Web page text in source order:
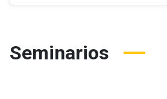
Seminarios